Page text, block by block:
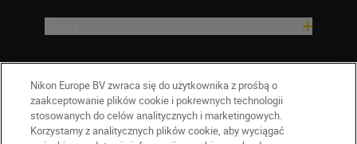
Nikon Europe BV zwraca się do użytkownika z prośbą o
zaakceptowanie plików cookie i pokrewnych technologii
stosowanych do celów analitycznych i marketingowych.
Korzystamy z analitycznych plików cookie, aby wyciągać